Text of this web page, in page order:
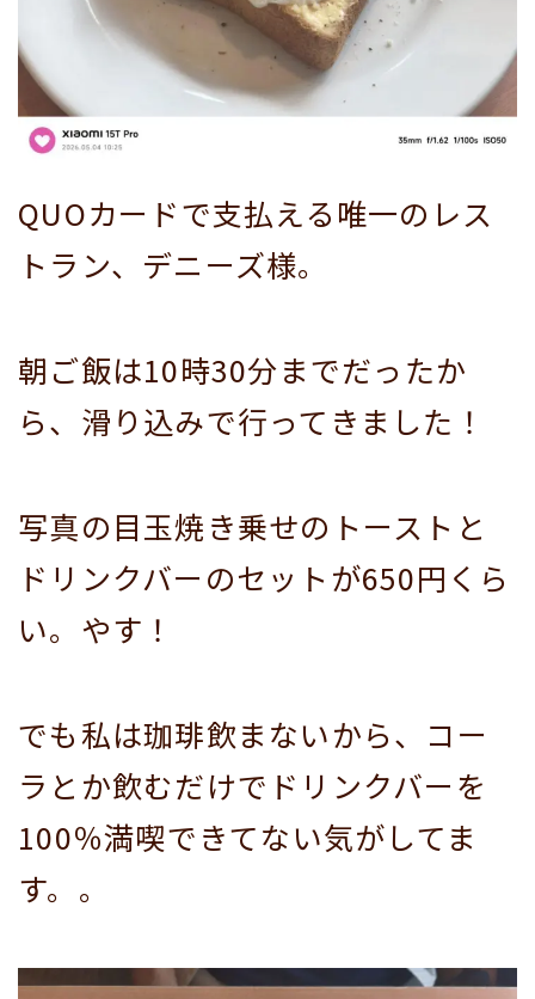
QUOカードで支払える唯一のレス
トラン、デニーズ様。
朝ご飯は10時30分までだったか
ら、滑り込みで行ってきました！
写真の目玉焼き乗せのトーストと
ドリンクバーのセットが650円くら
い。やす！
でも私は珈琲飲まないから、コー
ラとか飲むだけでドリンクバーを
100％満喫できてない気がしてま
す。。